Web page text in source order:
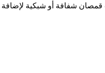
شفافة أو شبكية لإضافة